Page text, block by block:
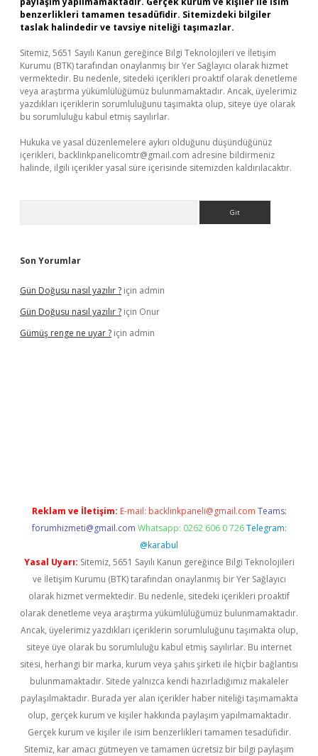
benzerlikleri tamamen tesadüfidir. Sitemizdeki bilgiler
taslak halindedir ve tavsiye niteliği taşımazlar.
Sitemiz, 5651 Sayılı Kanun gereğince Bilgi Teknolojileri ve İletişim
Kurumu (BTK) tarafından onaylanmış bir Yer Sağlayıcı olarak hizmet
vermektedir. Bu nedenle, sitedeki içerikleri proaktif olarak denetleme
veya araştırma yükümlülüğümüz bulunmamaktadır. Ancak, üyelerimiz
yazdıkları içeriklerin sorumluluğunu taşımakta olup, siteye üye olarak
bu sorumluluğu kabul etmiş sayılırlar.
Hukuka ve yasal düzenlemelere aykırı olduğunu düşündüğünüz
içerikleri, backlinkpanelicomtr@gmail.com adresine bildirmeniz
halinde, ilgili içerikler yasal süre içerisinde sitemizden kaldırılacaktır.
Son Yorumlar
Gün Doğusu nasıl yazılır ? için admin
Gün Doğusu nasıl yazılır ? için Onur
Gümüş renge ne uyar ? için admin
Reklam ve İletişim: E-mail: backlinkpaneli@gmail.com Teams:
forumhizmeti@gmail.com Whatsapp: 0262 606 0 726 Telegram:
@karabul
Yasal Uyarı: Sitemiz, 5651 Sayılı Kanun gereğince Bilgi Teknolojileri
ve İletişim Kurumu (BTK) tarafından onaylanmış bir Yer Sağlayıcı
olarak hizmet vermektedir. Bu nedenle, sitedeki içerikleri proaktif
olarak denetleme veya araştırma yükümlülüğümüz bulunmamaktadır.
Ancak, üyelerimiz yazdıkları içeriklerin sorumluluğunu taşımakta olup,
siteye üye olarak bu sorumluluğu kabul etmiş sayılırlar. Bu internet
sitesi, herhangi bir marka, kurum veya şahıs şirketi ile hiçbir bağlantısı
bulunmamaktadır. Sitede yalnızca kendi hazırladığımız makaleler
paylaşılmaktadır. Burada yer alan içerikler haber niteliği taşımamakta
olup, gerçek kurum ve kişiler hakkında paylaşım yapılmamaktadır.
Gerçek kurum ve kişiler ile isim benzerlikleri tamamen tesadüfidir.
Sitemiz, kar amacı gütmeyen ve tamamen ücretsiz bir bilgi paylaşım